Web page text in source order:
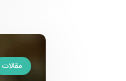
مقالات